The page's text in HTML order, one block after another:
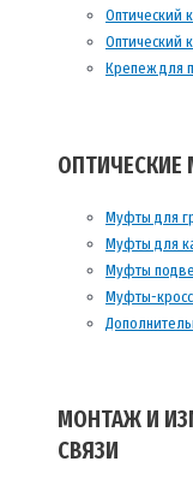
Оптический
Оптический
Крепеж для
Муфты для
Муфты для
Муфты
Муфты-
МОНТАЖ И
СВЯЗИ